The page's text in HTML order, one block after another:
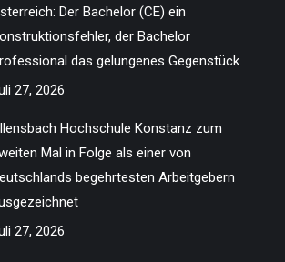
new new
window
new
window
new
window
new
window
Der Bachelor (CE) ein
der Bachelor
das gelungenes Gegenstück
27, 2026
Hochschule Konstanz zum
Mal in Folge als einer von
begehrtesten Arbeitgebern
27, 2026